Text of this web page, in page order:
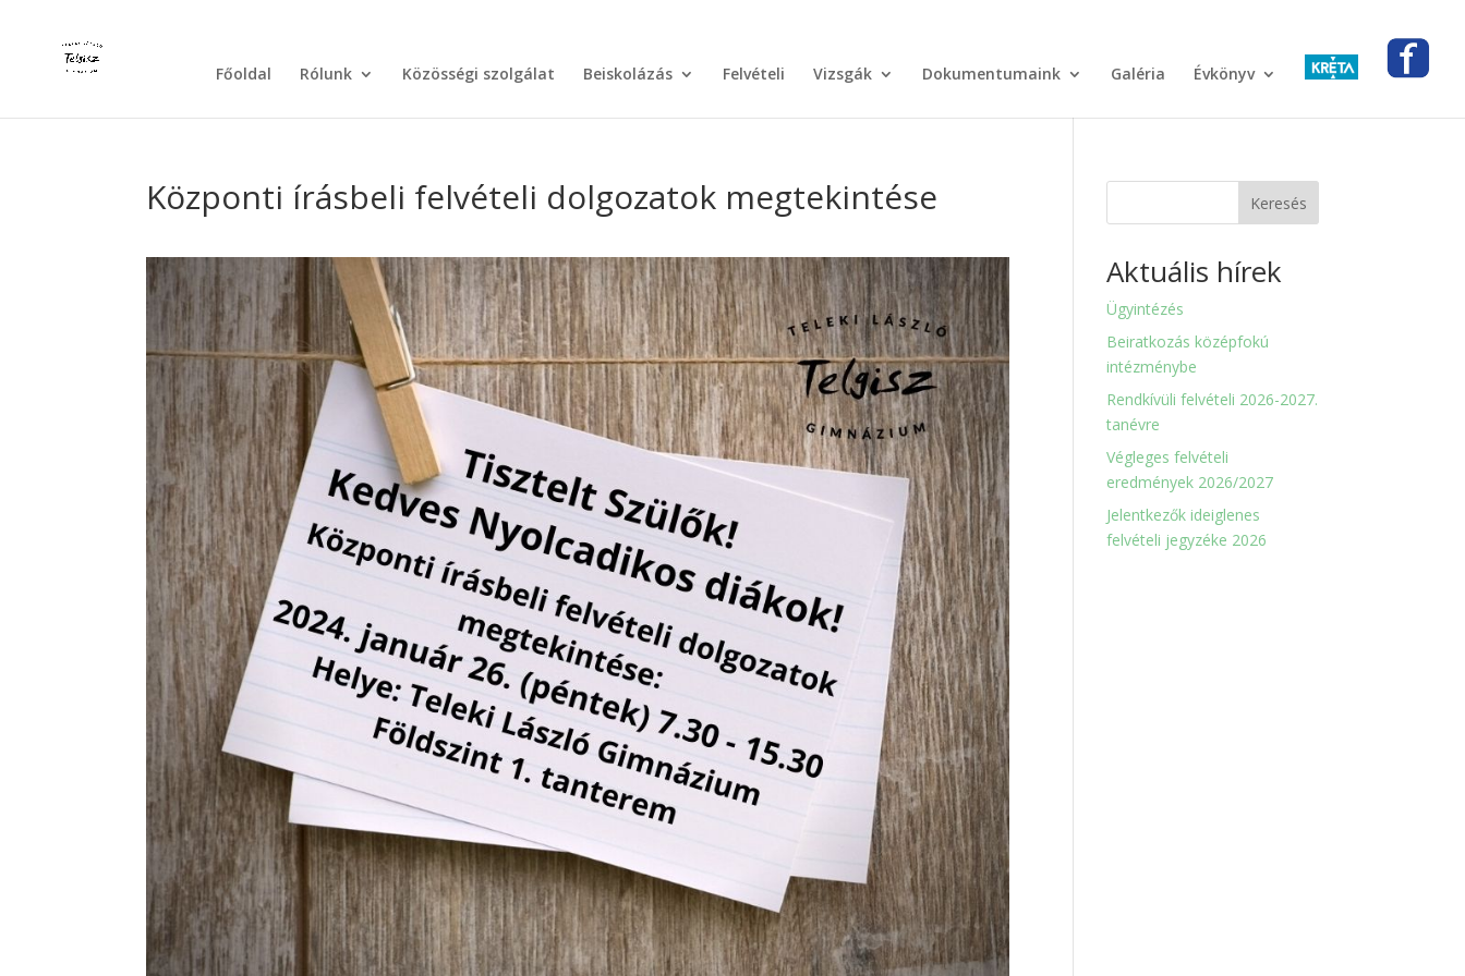
Főoldal Rólunk Közösségi szolgálat Beiskolázás Felvételi Vizsgák Dokumentumaink Galéria Évkönyv
Központi írásbeli felvételi dolgozatok megtekintése Keresés
Aktuális hírek
Ügyintézés
Beiratkozás középfokú
intézménybe
Rendkívüli felvételi 2026-2027.
tanévre
Végleges felvételi
eredmények 2026/2027
Jelentkezők ideiglenes
felvételi jegyzéke 2026